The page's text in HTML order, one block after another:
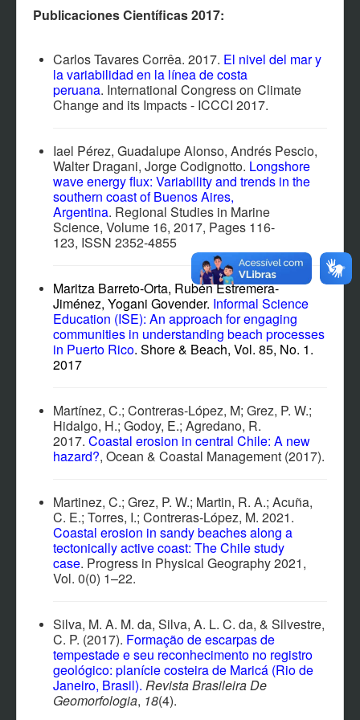
CONTACTO
PARTICIPANTES
MATERIAL MULTIMEDIA
AFILIACIÓN
Publicaciones Científicas 2017:
Carlos Tavares Corrêa. 2017. El nivel del mar y
la variabilidad en la línea de costa
peruana. International Congress on Climate
Change and its Impacts - ICCCI 2017.
Iael Pérez, Guadalupe Alonso, Andrés Pescio,
Walter Dragani, Jorge Codignotto. Longshore
wave energy flux: Variability and trends in the
southern coast of Buenos Aires,
Argentina. Regional Studies in Marine
Science, Volume 16, 2017, Pages 116-
123, ISSN 2352-4855
Maritza Barreto-Orta, Rubén Estremera-
Jiménez, Yogani Govender. Informal Science
Education (ISE): An approach for engaging
communities in understanding beach processes
in Puerto Rico. Shore & Beach, Vol. 85, No. 1.
2017
Martínez, C.; Contreras-López, M; Grez, P. W.;
Hidalgo, H.; Godoy, E.; Agredano, R.
2017. Coastal erosion in central Chile: A new
hazard?, Ocean & Coastal Management (2017).
Martinez, C.; Grez, P. W.; Martin, R. A.; Acuña,
C. E.; Torres, I.; Contreras-López, M. 2021.
Coastal erosion in sandy beaches along a
tectonically active coast: The Chile study
case. Progress in Physical Geography 2021,
Vol. 0(0) 1–22.
Silva, M. A. M. da, Silva, A. L. C. da, & Silvestre,
C. P. (2017). Formação de escarpas de
tempestade e seu reconhecimento no registro
geológico: planície costeira de Maricá (Rio de
Janeiro, Brasil). Revista Brasileira De
Geomorfologia, 18(4).